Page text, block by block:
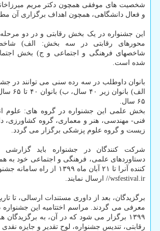
شخصیت های موفقی همچون دکتر مریم
و فعال دانشگاهی، همچون اهداف برگزاری آن
این جشنواره در یک بخش رقابتی و در دو مرحله
محورهای رقابتی در سه بخش: الف)
شاخصهای فرهنگی و اجتماعی و ج) بخش
شده است.
بانوان داوطلب در سه رده سنی می توانند در
الف)
۶۵ سال.
بخش علمی این جشنواره در گروه های: علوم
فنی- مهندسی، هنر و معماری، گروه کشاورزی،
زیست و گروه علوم پزشکی برگزار می گردد.
شرکت کنندگان در جشنواره باید گزارشی
دستاوردهای علمی، فرهنگی و اجتماعی خود به
//wsfestival.ir ارسال نمایند.
۱۳۹۹ برگزار می شود که در آن، به
رقابتی، تندیس جشنواره، لوح تقدیر و جایزه